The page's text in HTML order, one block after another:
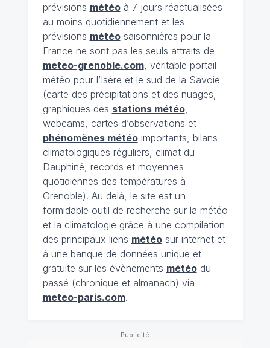
prévisions météoà 7 jours réactualisées
au moins quotidiennement et les
prévisions météosaisonnières pour la
France ne sont pas les seuls attraits de
meteo-grenoble.com, véritable portail
météo pour l’Isère et le sud de la Savoie
(carte des précipitations et des nuages,
graphiques des stations météo,
webcams, cartes d’observations et
phénomènes météoimportants, bilans
climatologiques réguliers, climat du
Dauphiné, records et moyennes
quotidiennes des températures à
Grenoble). Au delà, le site est un
formidable outil de recherche sur la météo
et la climatologie grâce à une compilation
des principaux liens météosur internet et
à une banque de données unique et
gratuite sur les évènements météodu
passé (chronique et almanach) via
meteo-paris.com.